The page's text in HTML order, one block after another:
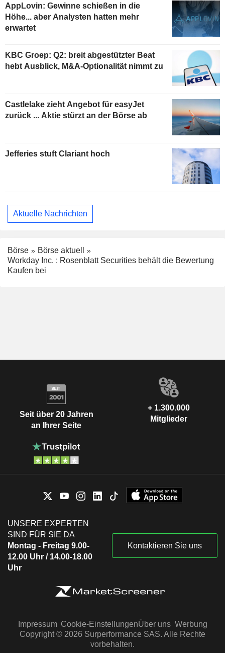
AppLovin: Gewinne schießen in die
Höhe... aber Analysten hatten mehr
erwartet
KBC Groep: Q2: breit abgestützter Beat
hebt Ausblick, M&A-Optionalität nimmt zu
Castlelake zieht Angebot für easyJet
zurück ... Aktie stürzt an der Börse ab
Jefferies stuft Clariant hoch
Aktuelle Nachrichten
Börse
Börse aktuell
Workday Inc. : Rosenblatt Securities behält die Bewertung
Kaufen bei
Seit über 20 Jahren
an Ihrer Seite
+ 1.300.000
Mitglieder
UNSERE EXPERTEN
SIND FÜR SIE DA
Montag - Freitag 9.00-
12.00 Uhr / 14.00-18.00
Uhr
Kontaktieren Sie uns
Impressum Cookie-EinstellungenÜber uns Werbung
Copyright © 2026 Surperformance SAS. Alle Rechte
vorbehalten.